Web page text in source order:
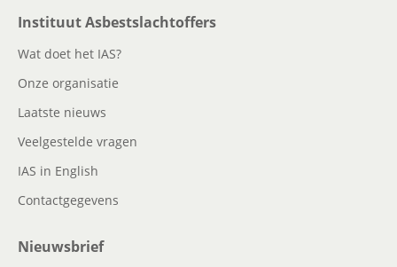
Instituut Asbestslachtoffers
Wat doet het IAS?
Onze organisatie
Laatste nieuws
Veelgestelde vragen
IAS in English
Contactgegevens
Nieuwsbrief